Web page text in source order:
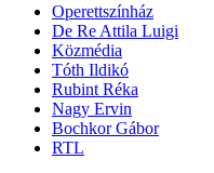
Operettszínház
De Re Attila Luigi
Közmédia
Tóth Ildikó
Rubint Réka
Nagy Ervin
Bochkor Gábor
RTL